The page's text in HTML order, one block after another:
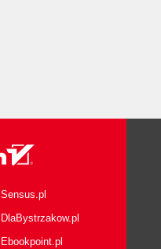
Sensus.pl
DlaBystrzakow.pl
Ebookpoint.pl